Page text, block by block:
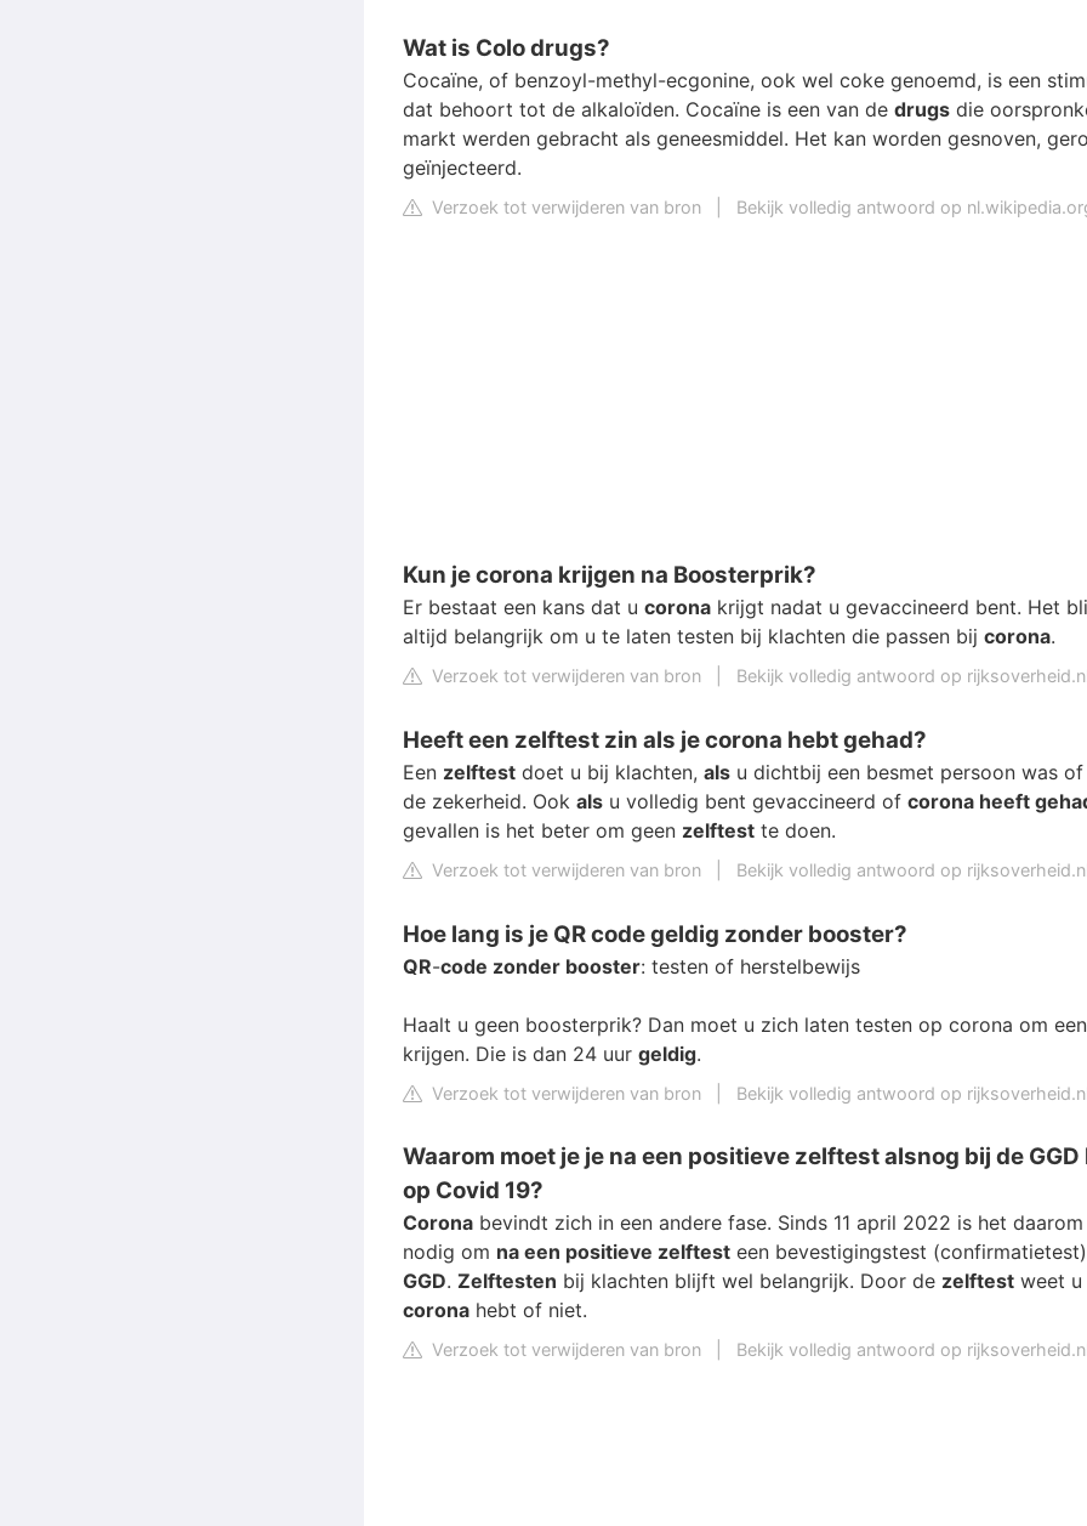
Wat is Colo drugs?
Cocaïne, of benzoyl-methyl-ecgonine, ook wel coke genoemd, is een
dat behoort tot de alkaloïden. Cocaïne is een van de drugs die
markt werden gebracht als geneesmiddel. Het kan worden gesnoven,
geïnjecteerd.
Verzoek tot verwijderen van bron Bekijk volledig antwoord op
Kun je corona krijgen na Boosterprik?
Er bestaat een kans dat u corona krijgt nadat u gevaccineerd bent. Het
altijd belangrijk om u te laten testen bij klachten die passen bij corona.
Verzoek tot verwijderen van bron Bekijk volledig antwoord op
Heeft een zelftest zin als je corona hebt gehad?
Een zelftest doet u bij klachten, als u dichtbij een besmet persoon was
de zekerheid. Ook als u volledig bent gevaccineerd of corona heeft
gevallen is het beter om geen zelftest te doen.
Verzoek tot verwijderen van bron Bekijk volledig antwoord op
Hoe lang is je QR code geldig zonder booster?
QR-code zonder booster: testen of herstelbewijs
Haalt u geen boosterprik? Dan moet u zich laten testen op corona om een
krijgen. Die is dan 24 uur geldig.
Verzoek tot verwijderen van bron Bekijk volledig antwoord op
Waarom moet je je na een positieve zelftest alsnog bij de
op Covid 19?
Corona bevindt zich in een andere fase. Sinds 11 april 2022 is het
nodig om na een positieve zelftest een bevestigingstest
GGD. Zelftesten bij klachten blijft wel belangrijk. Door de zelftest weet u
corona hebt of niet.
Verzoek tot verwijderen van bron Bekijk volledig antwoord op